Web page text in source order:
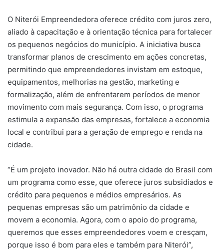
O Niterói Empreendedora oferece crédito com juros zero,
aliado à capacitação e à orientação técnica para fortalecer
os pequenos negócios do município. A iniciativa busca
transformar planos de crescimento em ações concretas,
permitindo que empreendedores invistam em estoque,
equipamentos, melhorias na gestão, marketing e
formalização, além de enfrentarem períodos de menor
movimento com mais segurança. Com isso, o programa
estimula a expansão das empresas, fortalece a economia
local e contribui para a geração de emprego e renda na
cidade.
“É um projeto inovador. Não há outra cidade do Brasil com
um programa como esse, que oferece juros subsidiados e
crédito para pequenos e médios empresários. As
pequenas empresas são um patrimônio da cidade e
movem a economia. Agora, com o apoio do programa,
queremos que esses empreendedores voem e cresçam,
porque isso é bom para eles e também para Niterói”,